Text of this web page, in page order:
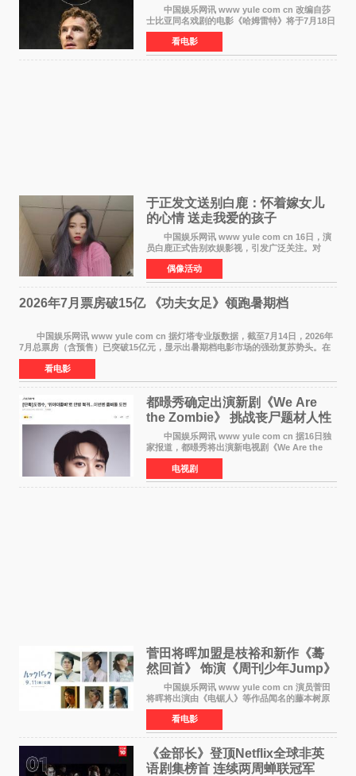
中国娱乐网讯 www yule com cn 改编自莎
士比亚同名戏剧的电影《哈姆雷特》将于7月18日
在中国内地上映。这部跨越四百年的文学经典被
搬上大银幕，为观众带来一场视觉与听觉的双重
盛宴。 《
看电影
于正发文送别白鹿：怀着嫁女儿
的心情 送走我爱的孩子
中国娱乐网讯 www yule com cn 16日，演
员白鹿正式告别欢娱影视，引发广泛关注。对
此，欢娱影视创始人于正在社交平台发文回应，
字里行间流露不舍与祝福。 于正透露，以前
每次有演员到期不
偶像活动
2026年7月票房破15亿 《功夫女足》领跑暑期档
中国娱乐网讯 www yule com cn 据灯塔专业版数据，截至7月14日，2026年
7月总票房（含预售）已突破15亿元，显示出暑期档电影市场的强劲复苏势头。在
众多上映影片中，《功夫女足》《小黄人与大
看电影
都暻秀确定出演新剧《We Are
the Zombie》 挑战丧尸题材人性
喜剧
中国娱乐网讯 www yule com cn 据16日独
家报道，都暻秀将出演新电视剧《We Are the
Zombie》，在剧中饰演主演金仁钟一角，挑战与
以往丧尸题材截然不同的人性喜剧。 新剧
《We Are t
电视剧
菅田将晖加盟是枝裕和新作《蓦
然回首》 饰演《周刊少年Jump》
编辑
中国娱乐网讯 www yule com cn 演员菅田
将晖将出演由《电锯人》等作品闻名的藤本树原
作漫画改编的电影《蓦然回首》（是枝裕和导
演）。菅田饰演的角色是初中时代两位主人公带
着完成的作品前去
看电影
《金部长》登顶Netflix全球非英
语剧集榜首 连续两周蝉联冠军